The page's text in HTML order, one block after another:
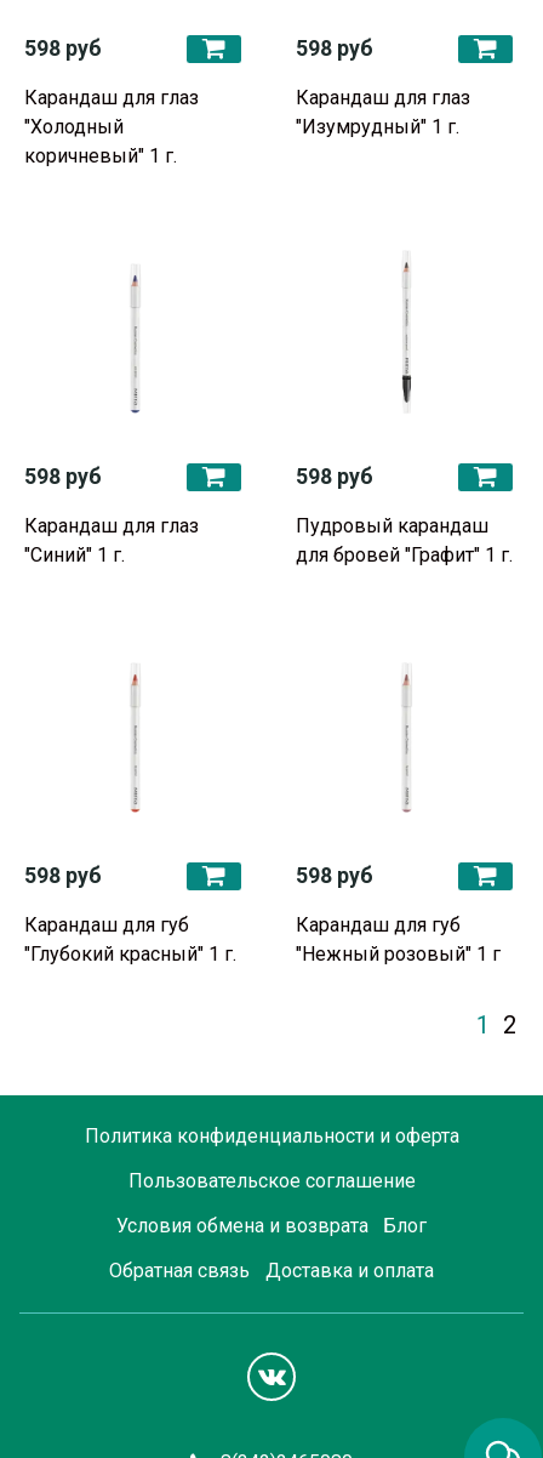
598 руб
Карандаш для глаз
"Холодный
коричневый" 1 г.
598 руб
Карандаш для глаз
"Изумрудный" 1 г.
598 руб
Карандаш для глаз
"Синий" 1 г.
598 руб
Пудровый карандаш
для бровей "Графит" 1 г.
598 руб
Карандаш для губ
"Глубокий красный" 1 г.
598 руб
Карандаш для губ
"Нежный розовый" 1 г
1 2
Политика конфиденциальности и оферта
Пользовательское соглашение
Условия обмена и возврата
Блог
Обратная связь
Доставка и оплата